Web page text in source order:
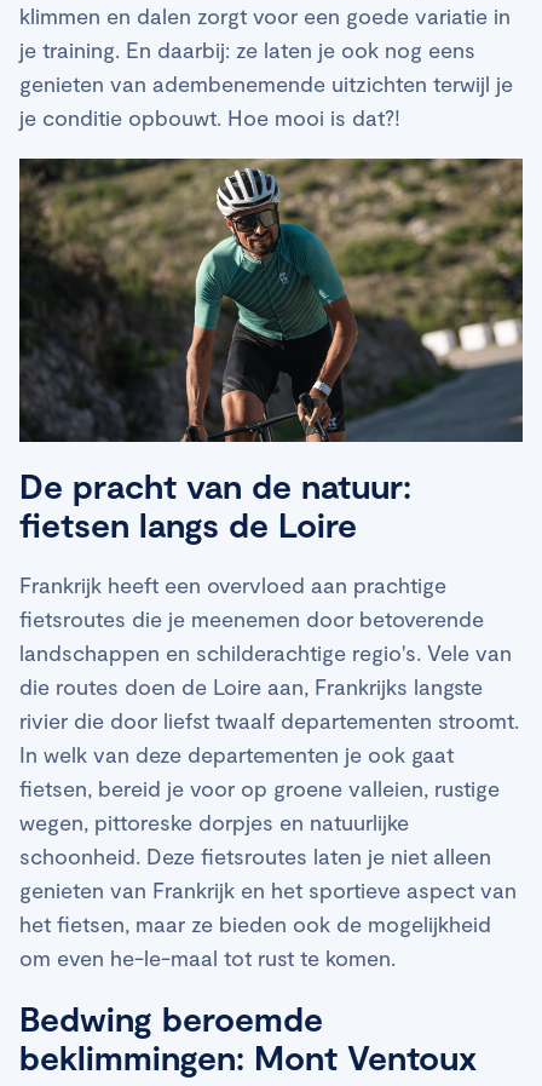
klimmen en dalen zorgt voor een goede variatie in
je training. En daarbij: ze laten je ook nog eens
genieten van adembenemende uitzichten terwijl je
je conditie opbouwt. Hoe mooi is dat?!
De pracht van de natuur:
fietsen langs de Loire
Frankrijk heeft een overvloed aan prachtige
fietsroutes die je meenemen door betoverende
landschappen en schilderachtige regio's. Vele van
die routes doen de Loire aan, Frankrijks langste
rivier die door liefst twaalf departementen stroomt.
In welk van deze departementen je ook gaat
fietsen, bereid je voor op groene valleien, rustige
wegen, pittoreske dorpjes en natuurlijke
schoonheid. Deze fietsroutes laten je niet alleen
genieten van Frankrijk en het sportieve aspect van
het fietsen, maar ze bieden ook de mogelijkheid
om even he-le-maal tot rust te komen.
Bedwing beroemde
beklimmingen: Mont Ventoux